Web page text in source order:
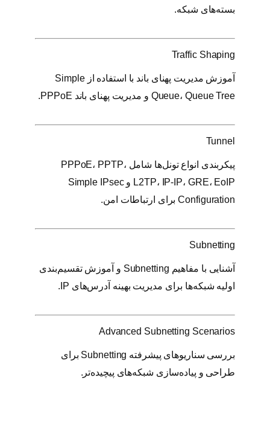
بسته‌های شبکه.
Traffic Shaping
آموزش مدیریت پهنای باند با استفاده از Simple
Queue، Queue Tree و مدیریت پهنای باند PPPoE.
Tunnel
پیکربندی انواع تونل‌ها شامل PPPoE، PPTP،
L2TP، IP-IP، GRE، EoIP و Simple IPsec
Configuration برای ارتباطات امن.
Subnetting
آشنایی با مفاهیم Subnetting و آموزش تقسیم‌بندی
اولیه شبکه‌ها برای مدیریت بهینه آدرس‌های IP.
Advanced Subnetting Scenarios
بررسی سناریوهای پیشرفته Subnetting برای
طراحی و پیاده‌سازی شبکه‌های پیچیده‌تر.